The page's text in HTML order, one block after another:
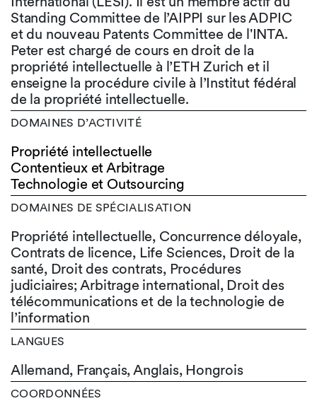
Standing Committee de l’AIPPI sur les ADPIC
et du nouveau Patents Committee de l'INTA.
Peter est chargé de cours en droit de la
propriété intellectuelle à l’ETH Zurich et il
enseigne la procédure civile à l’Institut fédéral
de la propriété intellectuelle.
DOMAINES D’ACTIVITÉ
Propriété intellectuelle
Contentieux et Arbitrage
Technologie et Outsourcing
DOMAINES DE SPÉCIALISATION
Propriété intellectuelle, Concurrence déloyale,
Contrats de licence, Life Sciences, Droit de la
santé, Droit des contrats, Procédures
judiciaires; Arbitrage international, Droit des
télécommunications et de la technologie de
l’information
LANGUES
Allemand, Français,Anglais, Hongrois
COORDONNÉES